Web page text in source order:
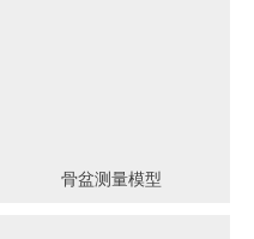
骨盆测量模型